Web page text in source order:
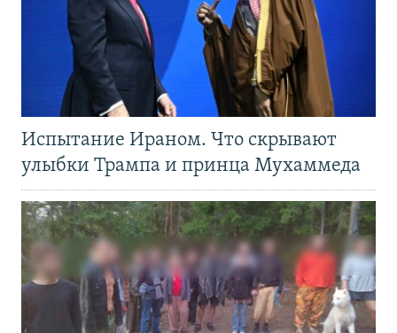
Испытание Ираном. Что скрывают
улыбки Трампа и принца Мухаммеда